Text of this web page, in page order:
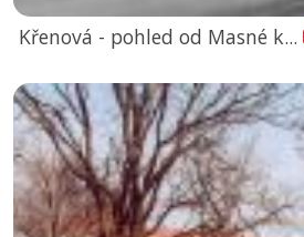
Křenová - pohled od Masné k...